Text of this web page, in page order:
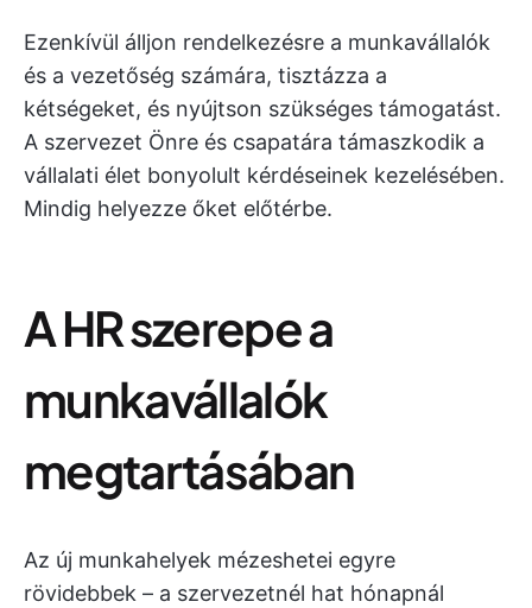
Ezenkívül álljon rendelkezésre a munkavállalók
és a vezetőség számára, tisztázza a
kétségeket, és nyújtson szükséges támogatást.
A szervezet Önre és csapatára támaszkodik a
vállalati élet bonyolult kérdéseinek kezelésében.
Mindig helyezze őket előtérbe.
A HR szerepe a
munkavállalók
megtartásában
Az új munkahelyek mézeshetei egyre
rövidebbek – a szervezetnél hat hónapnál